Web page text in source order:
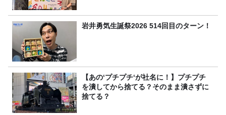
岩井勇気生誕祭2026 514回目のターン！
【あの‘プチプチ‘が社名に！】プチプチ
を潰してから捨てる？そのまま潰さずに
捨てる？